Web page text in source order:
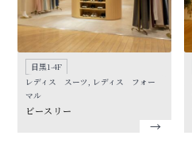
目黒1-4F
レディス スーツ, レディス フォー
マル
ビースリー